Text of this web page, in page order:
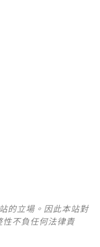
的立場。因此本站對
不負任何法律責